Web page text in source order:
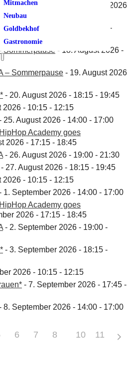
Mitmachen
Neubau
Goldbekhof
Gastronomie
– Sommerpause
- 12. August 2026
- 17. August 2026 - 10:15 -
Sommerpause - 18. August 2026 -
– Sommerpause - 19. August 2026
- 20. August 2026 - 18:15 - 19:45
2026 - 10:15 - 12:15
25. August 2026 - 14:00 - 17:00
Academy goes
2026 - 17:15 - 18:45
- 26. August 2026 - 19:00 - 21:30
- 27. August 2026 - 18:15 - 19:45
2026 - 10:15 - 12:15
1. September 2026 - 14:00 - 17:00
Academy goes
2026 - 17:15 - 18:45
- 2. September 2026 - 19:00 -
- 3. September 2026 - 18:15 -
2026 - 10:15 - 12:15
- 7. September 2026 - 17:45 -
8. September 2026 - 14:00 - 17:00
6 7 8 10 11